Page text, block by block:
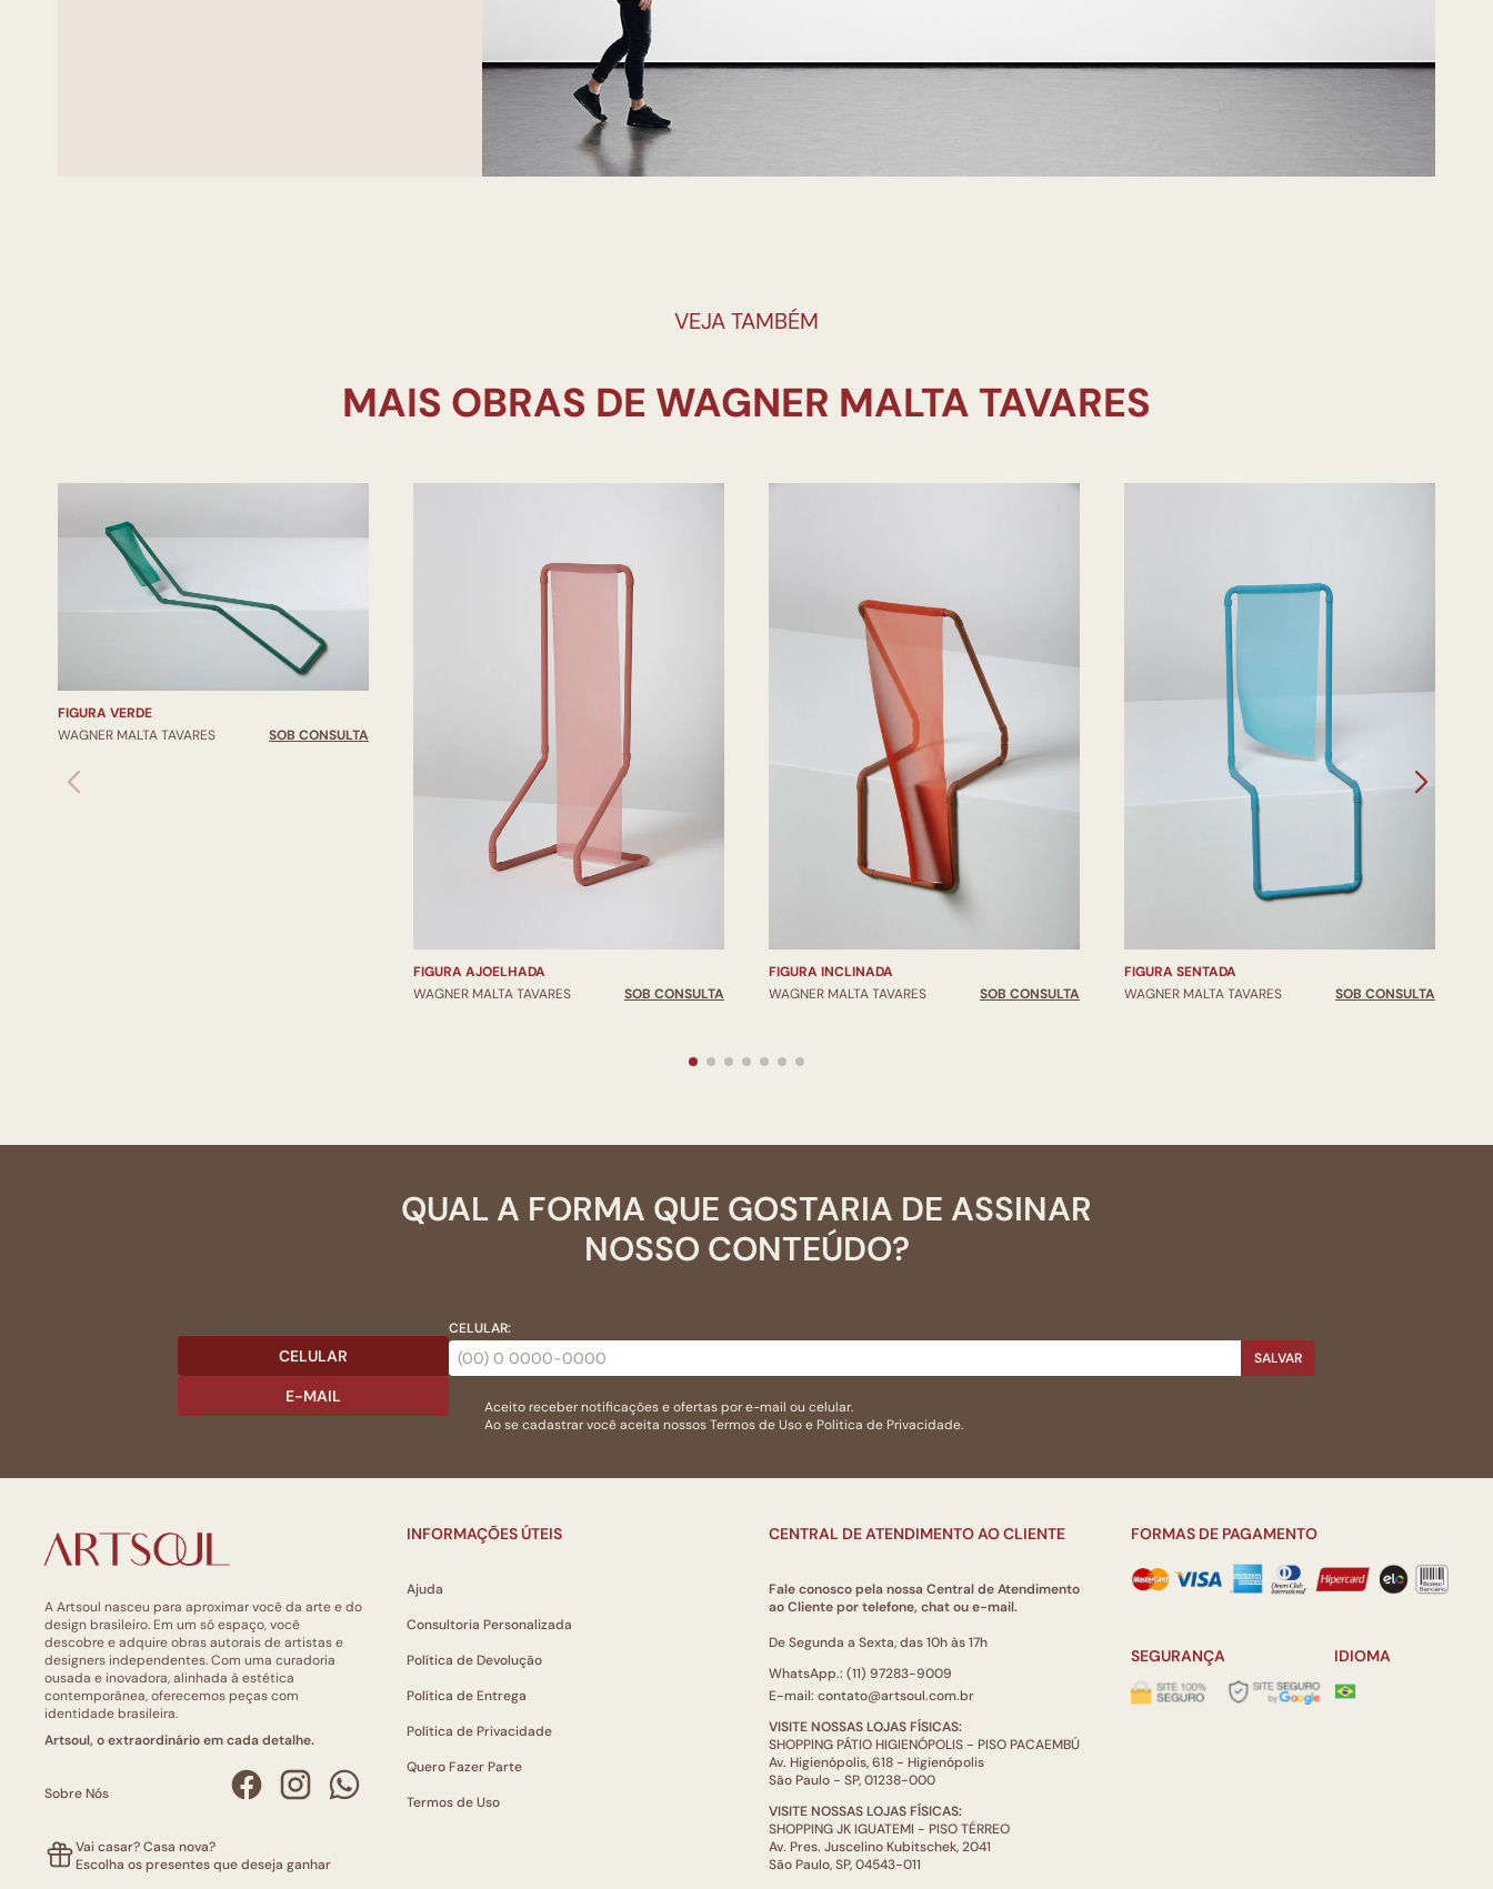
VEJA TAMBÉM
FIGURA VERDE
WAGNER MALTA TAVARES
SOB CONSULTA
FIGURA AJOELHADA
WAGNER MALTA TAVARES
SOB CONSULTA
FIGURA INCLINADA
WAGNER MALTA TAVARES
SOB CONSULTA
FIGURA SENTADA
WAGNER MALTA TAVARES
SOB CONSULTA
QUAL A FORMA QUE GOSTARIA DE ASSINAR
NOSSO CONTEÚDO?
CELULAR
E-MAIL
CELULAR:
SALVAR
Aceito receber notificações e ofertas por e-mail ou celular.
Ao se cadastrar você aceita nossosTermos de Usoe Politica de Privacidade.
A Artsoul nasceu para aproximar você da arte e do
design brasileiro. Em um só espaço, você
descobre e adquire obras autorais de artistas e
designers independentes. Com uma curadoria
ousada e inovadora, alinhada à estética
contemporânea, oferecemos peças com
identidade brasileira.
Artsoul, o extraordinário em cada detalhe.
Sobre Nós
Vai casar? Casa nova?
Escolha os presentes que deseja ganhar
INFORMAÇÕES ÚTEIS
Ajuda
Consultoria Personalizada
Política de Devolução
Política de Entrega
Política de Privacidade
Quero Fazer Parte
Termos de Uso
CENTRAL DE ATENDIMENTO AO CLIENTE
Fale conosco pela nossa Central de Atendimento
ao Cliente por telefone, chat ou e-mail.
De Segunda a Sexta, das 10h às 17h
WhatsApp.: (11) 97283-9009
E-mail: contato@artsoul.com.br
VISITE NOSSAS LOJAS FÍSICAS:
SHOPPING PÁTIO HIGIENÓPOLIS - PISO PACAEMBÚ
Av. Higienópolis, 618 - Higienópolis
São Paulo - SP, 01238-000
VISITE NOSSAS LOJAS FÍSICAS:
SHOPPING JK IGUATEMI - PISO TÉRREO
Av. Pres. Juscelino Kubitschek, 2041
São Paulo, SP, 04543-011
FORMAS DE PAGAMENTO
SEGURANÇA IDIOMA